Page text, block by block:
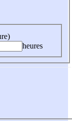
heures